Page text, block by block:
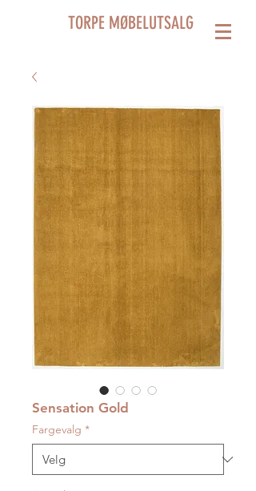
TORPE MØBELUTSALG
Sensation Gold
Fargevalg *